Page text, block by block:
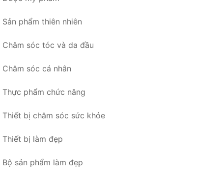
Sản phẩm thiên nhiên
Chăm sóc tóc và da đầu
Chăm sóc cá nhân
Thực phẩm chức năng
Thiết bị chăm sóc sức khỏe
Thiết bị làm đẹp
Bộ sản phẩm làm đẹp